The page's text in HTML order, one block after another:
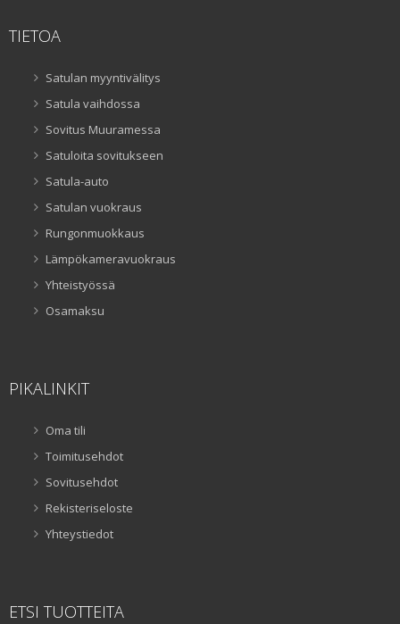
TIETOA
Satulan myyntivälitys
Satula vaihdossa
Sovitus Muuramessa
Satuloita sovitukseen
Satula-auto
Satulan vuokraus
Rungonmuokkaus
Lämpökameravuokraus
Yhteistyössä
Osamaksu
PIKALINKIT
Oma tili
Toimitusehdot
Sovitusehdot
Rekisteriseloste
Yhteystiedot
ETSI TUOTTEITA